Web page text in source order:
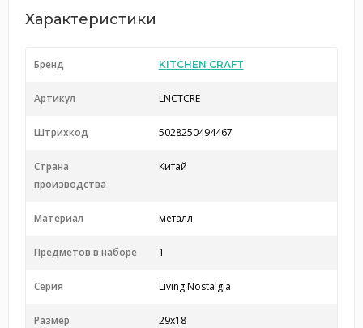
Характеристики
Бренд KITCHEN CRAFT
Артикул LNCTCRE
Штрихкод 5028250494467
Страна
производства
Китай
Материал металл
Предметов в наборе 1
Серия Living Nostalgia
Размер 29x18